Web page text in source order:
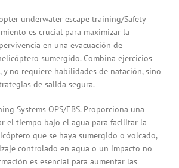
underwater escape training/Safety
es crucial para maximizar la
en una evacuación de
sumergido. Combina ejercicios
y no requiere habilidades de natación, sino
de salida segura.
Systems OPS/EBS. Proporciona una
el tiempo bajo el agua para facilitar la
que se haya sumergido o volcado,
controlado en agua o un impacto no
es esencial para aumentar las